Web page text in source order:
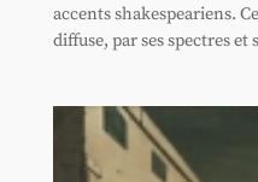
accents shakespeariens.
diffuse, par ses spectres et